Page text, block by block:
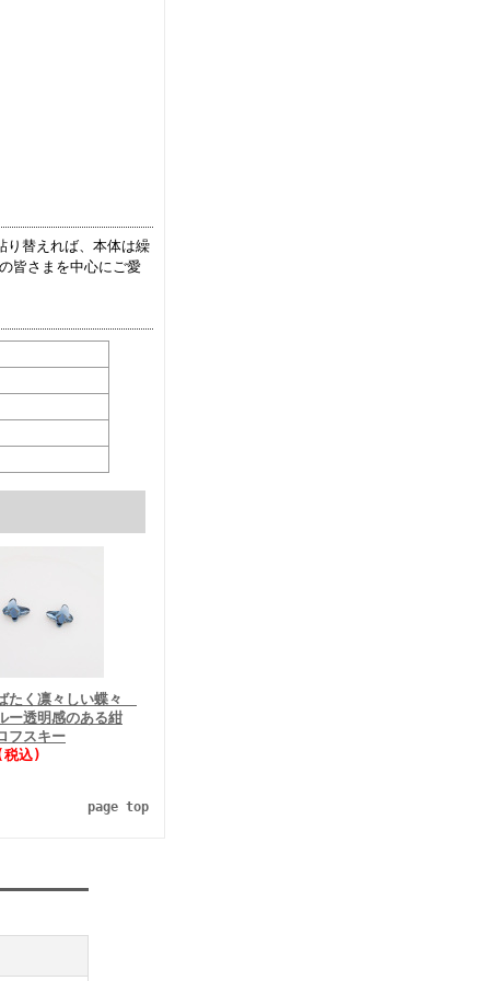
り替えれば、本体は繰
皆さまを中心にご愛
たく凛々しい蝶々
ー透明感のある紺
フスキー
込)
page top